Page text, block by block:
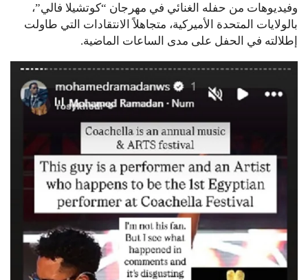
وفيديوهات من حفله الغنائي في مهرجان “كوتشيلا فالي”،
بالولايات المتحدة الأميركية، متجاهلاً الانتقادات التي طاولت
إطلالته في الحفل على مدى الساعات الماضية.